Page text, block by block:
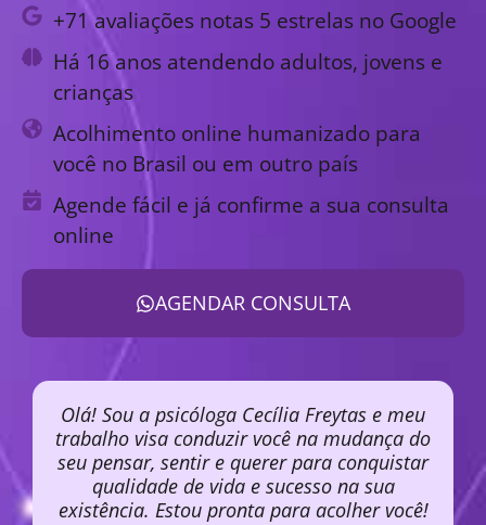
+71 avaliações notas 5 estrelas no Google
Há 16 anos atendendo adultos, jovens e
crianças
Acolhimento online humanizado para
você no Brasil ou em outro país
Agende fácil e já confirme a sua consulta
online
AGENDAR CONSULTA
Olá! Sou a psicóloga Cecília Freytas e meu
trabalho visa conduzir você na mudança do
seu pensar, sentir e querer para conquistar
qualidade de vida e sucesso na sua
existência. Estou pronta para acolher você!